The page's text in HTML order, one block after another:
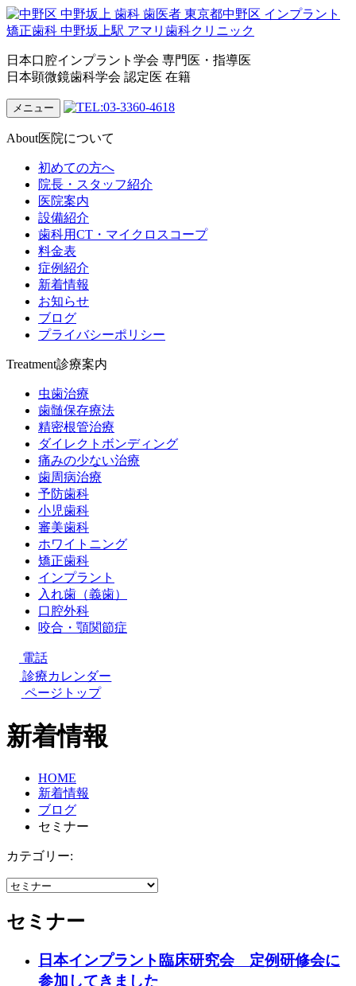
日本口腔インプラント学会 専門医・指導医
日本顕微鏡歯科学会 認定医 在籍
メニュー
About医院について
初めての方へ
院長・スタッフ紹介
医院案内
設備紹介
歯科用CT・マイクロスコープ
料金表
症例紹介
新着情報
お知らせ
ブログ
プライバシーポリシー
Treatment診療案内
虫歯治療
歯髄保存療法
精密根管治療
ダイレクトボンディング
痛みの少ない治療
歯周病治療
予防歯科
小児歯科
審美歯科
ホワイトニング
矯正歯科
インプラント
入れ歯（義歯）
口腔外科
咬合・顎関節症
電話
診療カレンダー
ページトップ
新着情報
HOME
新着情報
ブログ
セミナー
カテゴリー:
セミナー
日本インプラント臨床研究会 定例研修会に
参加してきました